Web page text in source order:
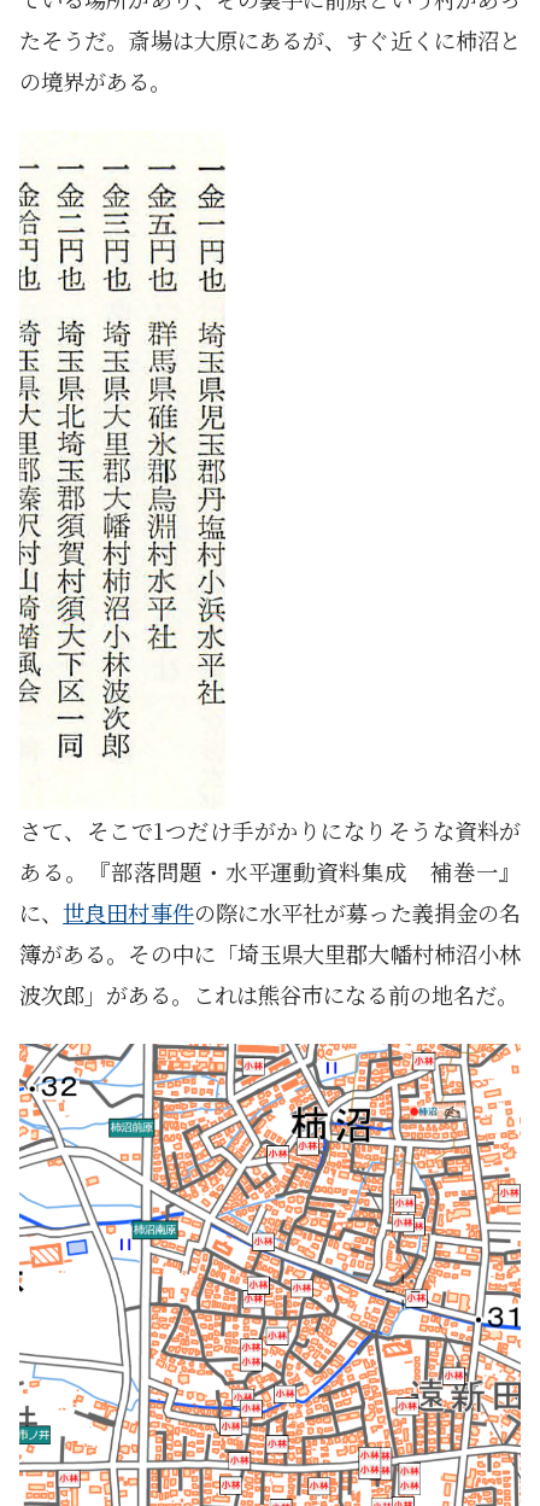
たそうだ。斎場は大原にあるが、すぐ近くに柿沼と
の境界がある。
さて、そこで1つだけ手がかりになりそうな資料が
ある。『部落問題・水平運動資料集成 補巻一』
に、世良田村事件の際に水平社が募った義捐金の名
簿がある。その中に「埼玉県大里郡大幡村柿沼小林
波次郎」がある。これは熊谷市になる前の地名だ。